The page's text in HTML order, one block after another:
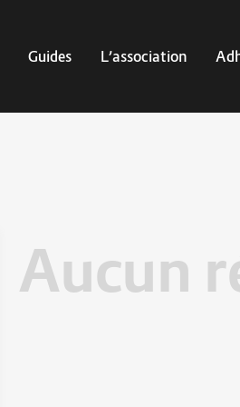
Guides L’association
Aucun